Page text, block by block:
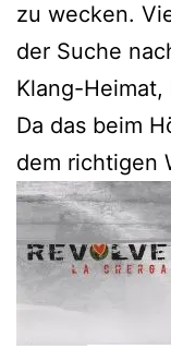
zu wecken.
der Suche
Klang-
Da das beim
dem richtigen